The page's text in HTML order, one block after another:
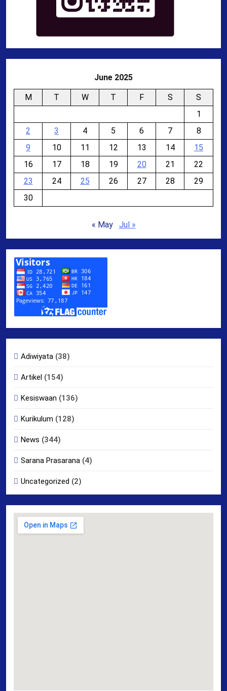
June 2025
M T W T F S
S
1
2
3 4 5 6 7
8
9
10 11 12 13 14
15
16
17 18 19 20 21
22
23
24 25 26 27 28
29
30
« May Jul »
Adiwiyata (38)
Artikel (154)
Kesiswaan (136)
Kurikulum (128)
News (344)
Sarana Prasarana (4)
Uncategorized (2)